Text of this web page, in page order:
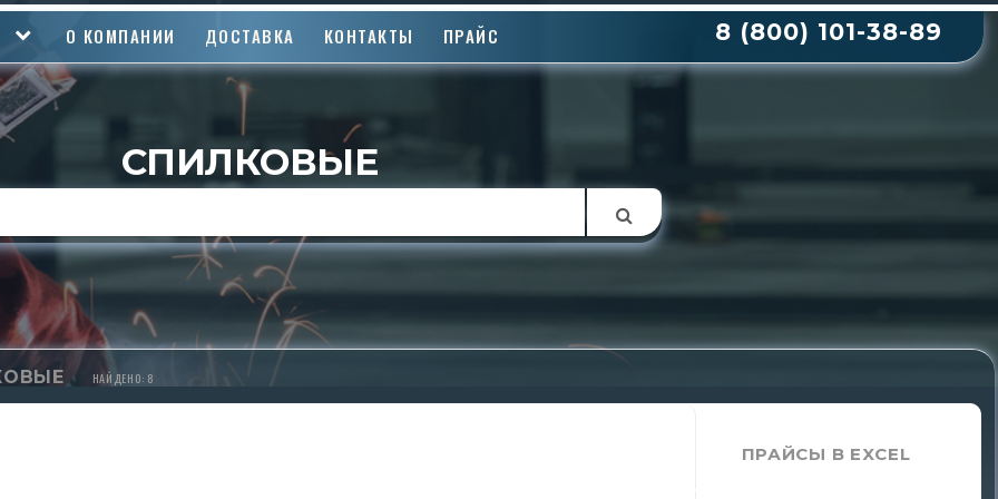
8 (800) 101-38-89
О КОМПАНИИ ДОСТАВКА КОНТАКТЫ ПРАЙС
СПИЛКОВЫЕ
НАЙДЕНО: 8
ПРАЙСЫ В EXCEL